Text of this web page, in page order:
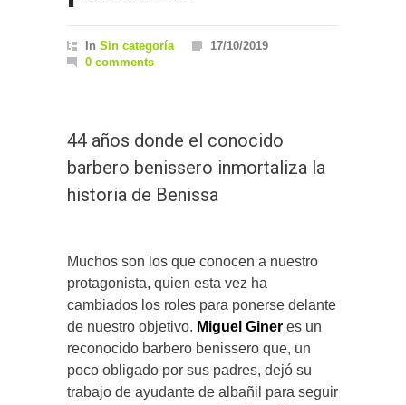
In Sin categoría
17/10/2019
0 comments
44 años donde el conocido
barbero benissero inmortaliza la
historia de Benissa
Muchos son los que conocen a nuestro
protagonista, quien esta vez ha
cambiados los roles para ponerse delante
de nuestro objetivo. Miguel Giner es un
reconocido barbero benissero que, un
poco obligado por sus padres, dejó su
trabajo de ayudante de albañil para seguir